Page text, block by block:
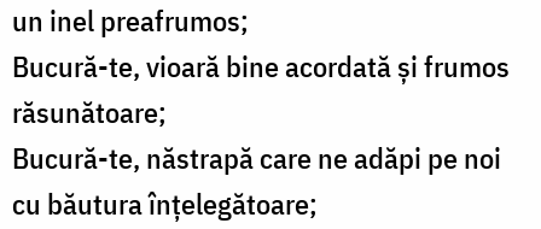
un inel preafrumos;
Bucură-te, vioară bine acordată şi frumos
răsunătoare;
Bucură-te, năstrapă care ne adăpi pe noi
cu băutura înţelegătoare;